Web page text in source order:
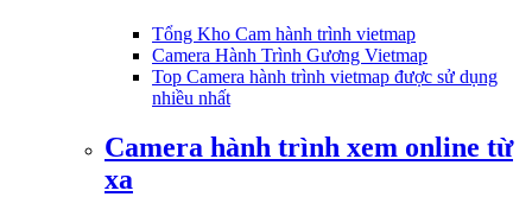
Tổng Kho Cam hành trình vietmap
Camera Hành Trình Gương Vietmap
Top Camera hành trình vietmap được sử dụng
nhiều nhất
Camera hành trình xem online từ
xa